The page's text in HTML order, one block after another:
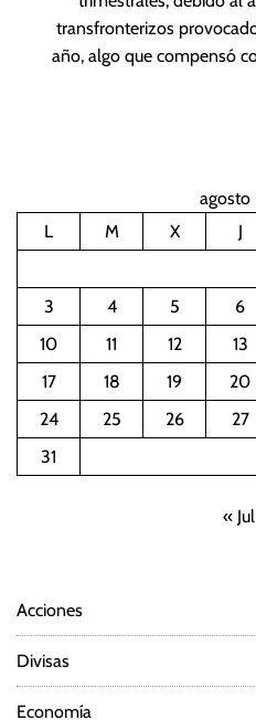
transfronterizos
año, algo que compensó
agosto
L
M X J
3
4 5 6
10
11 12 13
17
18 19 20
24
25 26 27
31
« Jul
Acciones
Divisas
Economía